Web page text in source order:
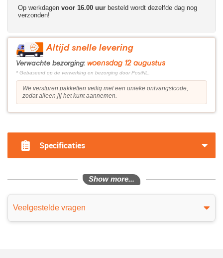
Op werkdagen voor 16.00 uur besteld wordt dezelfde dag nog
verzonden!
Altijd snelle levering
Verwachte bezorging: woensdag 12 augustus
* Gebaseerd op de verwerking en bezorging door PostNL.
We versturen pakketten veilig met een unieke ontvangstcode,
zodat alleen jij het kunt aannemen.
Specificaties
Show more...
Veelgestelde vragen